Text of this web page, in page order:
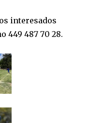
interesados
449 487 70 28.